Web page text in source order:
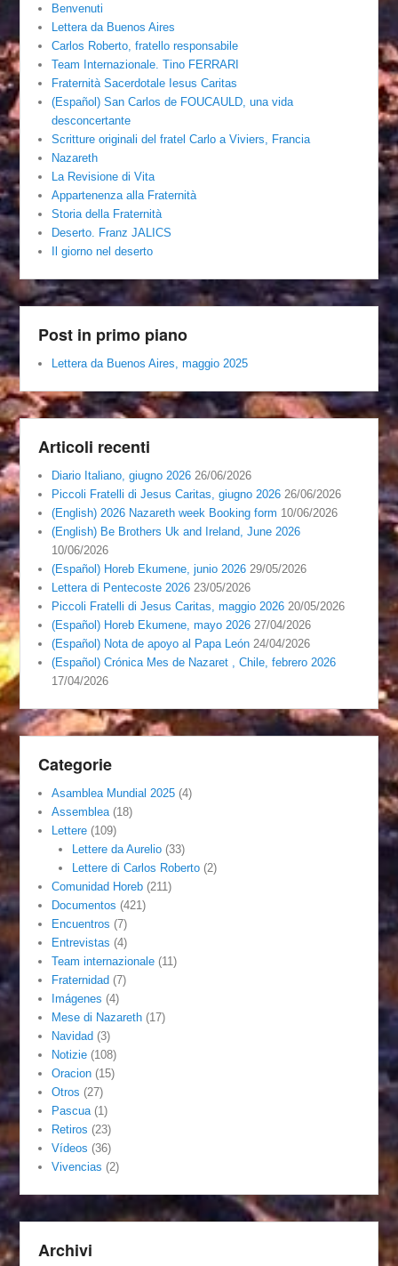
Benvenuti
Lettera da Buenos Aires
Carlos Roberto, fratello responsabile
Team Internazionale. Tino FERRARI
Fraternità Sacerdotale Iesus Caritas
(Español) San Carlos de FOUCAULD, una vida
desconcertante
Scritture originali del fratel Carlo a Viviers, Francia
Nazareth
La Revisione di Vita
Appartenenza alla Fraternità
Storia della Fraternità
Deserto. Franz JALICS
Il giorno nel deserto
Post in primo piano
Lettera da Buenos Aires, maggio 2025
Articoli recenti
Diario Italiano, giugno 2026 26/06/2026
Piccoli Fratelli di Jesus Caritas, giugno 2026 26/06/2026
(English) 2026 Nazareth week Booking form 10/06/2026
(English) Be Brothers Uk and Ireland, June 2026
10/06/2026
(Español) Horeb Ekumene, junio 2026 29/05/2026
Lettera di Pentecoste 2026 23/05/2026
Piccoli Fratelli di Jesus Caritas, maggio 2026 20/05/2026
(Español) Horeb Ekumene, mayo 2026 27/04/2026
(Español) Nota de apoyo al Papa León 24/04/2026
(Español) Crónica Mes de Nazaret , Chile, febrero 2026
17/04/2026
Categorie
Asamblea Mundial 2025 (4)
Assemblea (18)
Lettere (109)
Lettere da Aurelio(33)
Lettere di Carlos Roberto(2)
Comunidad Horeb (211)
Documentos (421)
Encuentros (7)
Entrevistas (4)
Team internazionale (11)
Fraternidad (7)
Imágenes (4)
Mese di Nazareth (17)
Navidad (3)
Notizie (108)
Oracion (15)
Otros (27)
Pascua (1)
Retiros (23)
Vídeos (36)
Vivencias (2)
Archivi